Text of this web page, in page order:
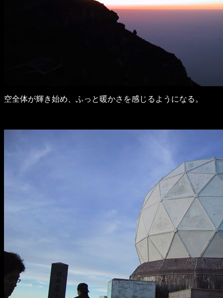
空全体が輝き始め、ふっと暖かさを感じるようになる。